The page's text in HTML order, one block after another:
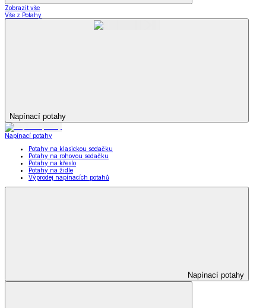
Zobrazit vše
Vše z Potahy
Napínací potahy
Napínací potahy
Potahy na klasickou sedačku
Potahy na rohovou sedačku
Potahy na křeslo
Potahy na židle
Výprodej napínacích potahů
Napínací potahy